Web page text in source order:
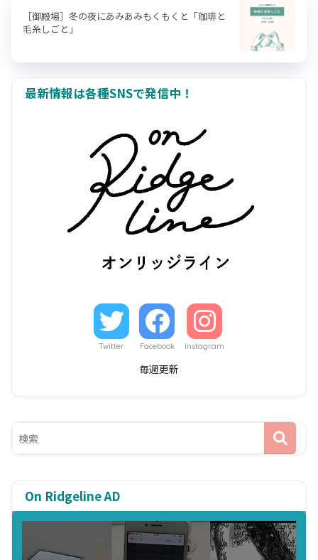
［御殿場］冬の夜にあみあみもくもくと「珈琲と
毛糸しごと」
最新情報は各種SNSで発信中！
Twitter Facebook Instagram
毎週更新
On Ridgeline AD